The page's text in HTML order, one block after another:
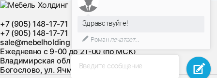
+7 (905) 148-17-71
+7 (905) 148-17-71
sale@mebelholding.ru
Ежедневно с 9-00 до 21-00 (по МСК)
Владимирская область, Суздальский район, с.
Богослово, ул. Ячменная, д. 10
Введите сообщение
Здравствуйте!
Романпечатает...